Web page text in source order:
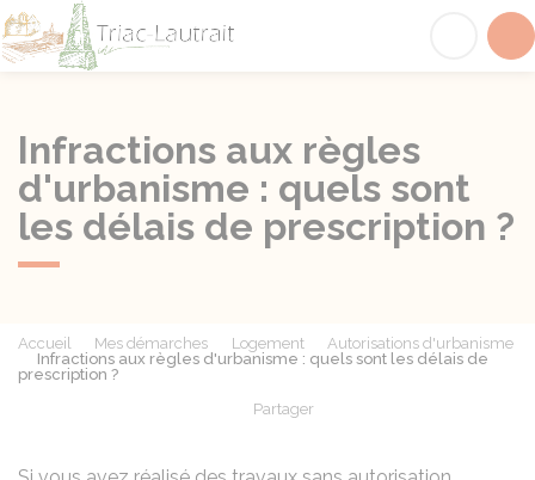
Infractions aux règles
d'urbanisme : quels sont
les délais de prescription ?
Accueil Mes démarches Logement
Autorisations d'urbanisme
Infractions aux règles d'urbanisme : quels sont les délais de
prescription ?
Partager